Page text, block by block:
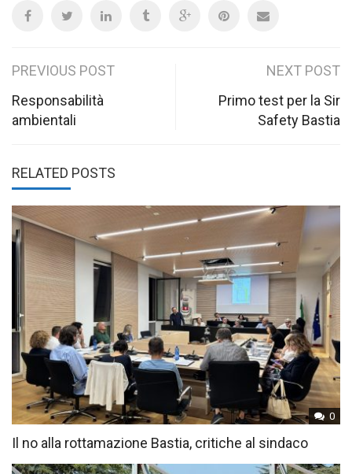
Post
navigation
PREVIOUS POST
Responsabilità
ambientali
NEXT POST
Primo test per la Sir
Safety Bastia
RELATED POSTS
0
Il no alla rottamazione Bastia, critiche al sindaco